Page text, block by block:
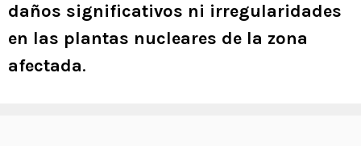
daños significativos ni irregularidades
en las plantas nucleares de la zona
afectada.